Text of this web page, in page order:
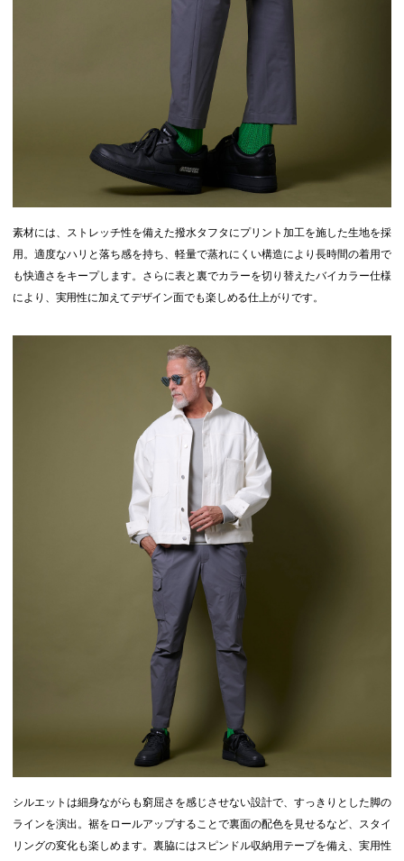
素材には、ストレッチ性を備えた撥水タフタにプリント加工を施した生地を採
用。適度なハリと落ち感を持ち、軽量で蒸れにくい構造により長時間の着用で
も快適さをキープします。さらに表と裏でカラーを切り替えたバイカラー仕様
により、実用性に加えてデザイン面でも楽しめる仕上がりです。
シルエットは細身ながらも窮屈さを感じさせない設計で、すっきりとした脚の
ラインを演出。裾をロールアップすることで裏面の配色を見せるなど、スタイ
リングの変化も楽しめます。裏脇にはスピンドル収納用テープを備え、実用性